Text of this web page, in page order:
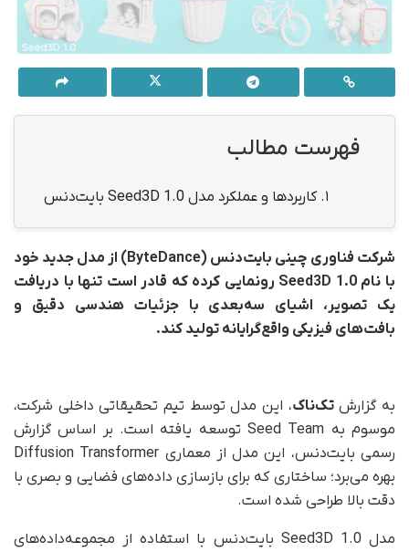
فهرست مطالب
1. کاربردها و عملکرد مدل Seed3D 1.0 بایت‌دنس
شرکت فناوری چینی بایت‌دنس (ByteDance) از مدل جدید خود
با نام Seed3D 1.0 رونمایی کرده که قادر است تنها با دریافت
یک تصویر، اشیای سه‌بعدی با جزئیات هندسی دقیق و
بافت‌های فیزیکی واقع‌گرایانه تولید کند.
به گزارشتک‌ناک، این مدل توسط تیم تحقیقاتی داخلی شرکت،
موسوم به Seed Team توسعه یافته است. بر اساس گزارش
رسمی بایت‌دنس، این مدل از معماری Diffusion Transformer
بهره می‌برد؛ ساختاری که برای بازسازی داده‌های فضایی و بصری با
دقت بالا طراحی شده است.
مدل Seed3D 1.0 بایت‌دنس با استفاده از مجموعه‌داده‌های